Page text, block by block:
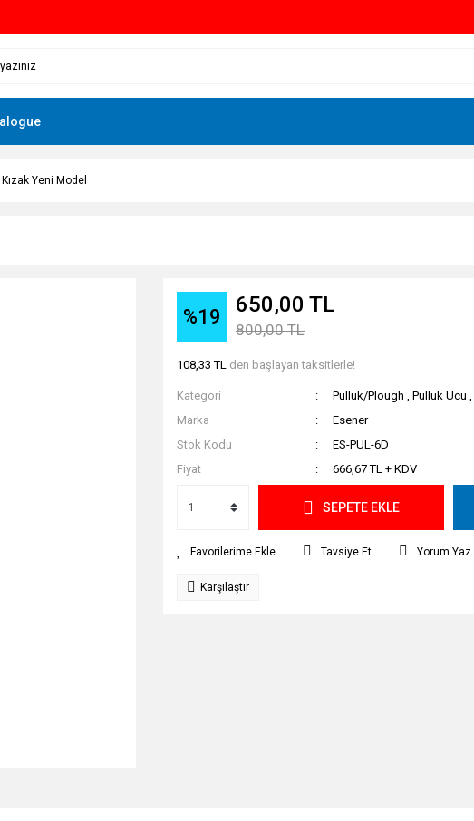
Yeni Model
%19 650,00 TL
800,00 TL
108,33 TL den başlayan taksitlerle!
Kategori Pulluk/Plough , Pulluk Ucu ,
Marka
Esener
Stok Kodu
ES-PUL-6D
Fiyat
666,67 TL + KDV
SEPETE EKLE
Tavsiye Et Yorum Yaz
Karşılaştır